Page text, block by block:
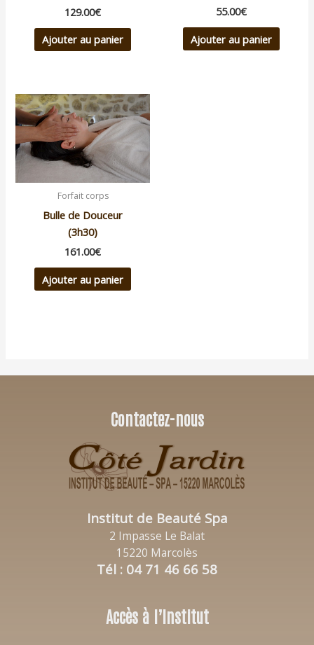
129.00€
Ajouter au panier
55.00€
Ajouter au panier
Forfait corps
Bulle de Douceur
(3h30)
161.00€
Ajouter au panier
Contactez-nous
Institut de Beauté Spa
2 Impasse Le Balat
15220 Marcolès
Tél : 04 71 46 66 58
Accès à l’Institut